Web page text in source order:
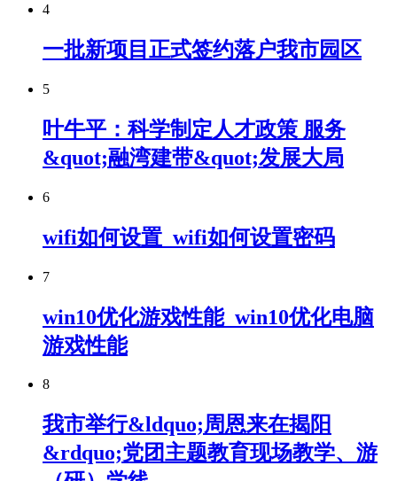
4
一批新项目正式签约落户我市园区
5
叶牛平：科学制定人才政策 服务
&quot;融湾建带&quot;发展大局
6
wifi如何设置_wifi如何设置密码
7
win10优化游戏性能_win10优化电脑
游戏性能
8
我市举行&ldquo;周恩来在揭阳
&rdquo;党团主题教育现场教学、游